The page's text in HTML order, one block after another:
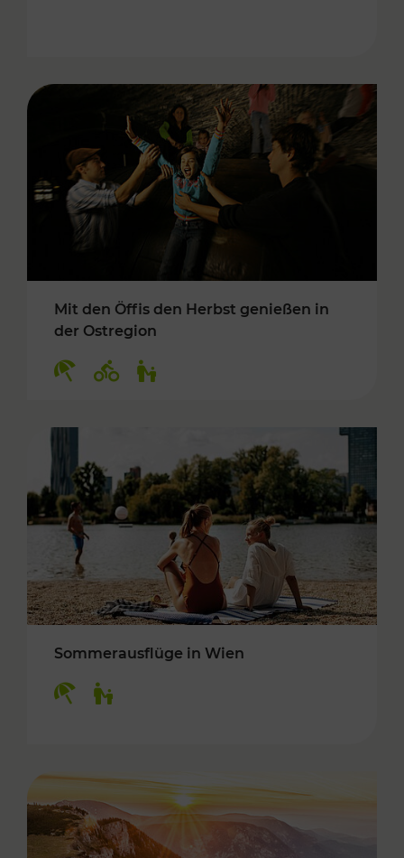
Mit den Öffis den Herbst genießen in
der Ostregion
Sommerausflüge in Wien